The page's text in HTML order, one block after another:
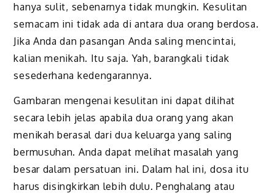
hanya sulit, sebenarnya tidak mungkin. Kesulitan
semacam ini tidak ada di antara dua orang berdosa.
Jika Anda dan pasangan Anda saling mencintai,
kalian menikah. Itu saja. Yah, barangkali tidak
sesederhana kedengarannya.
Gambaran mengenai kesulitan ini dapat dilihat
secara lebih jelas apabila dua orang yang akan
menikah berasal dari dua keluarga yang saling
bermusuhan. Anda dapat melihat masalah yang
besar dalam persatuan ini. Dalam hal ini, dosa itu
harus disingkirkan lebih dulu. Penghalang atau